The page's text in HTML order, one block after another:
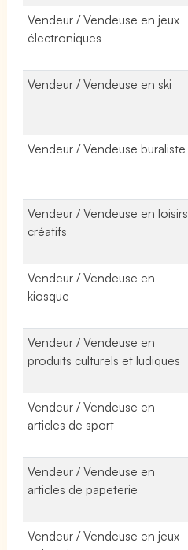
Vendeur / Vendeuse en jeux
électroniques
Vendeur / Vendeuse en ski
Vendeur / Vendeuse buraliste
Vendeur / Vendeuse en loisirs
créatifs
Vendeur / Vendeuse en
kiosque
Vendeur / Vendeuse en
produits culturels et ludiques
Vendeur / Vendeuse en
articles de sport
Vendeur / Vendeuse en
articles de papeterie
Vendeur / Vendeuse en jeux